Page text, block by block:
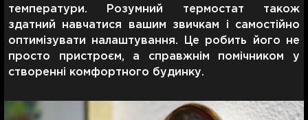
температури. Розумний термостат також
здатний навчатися вашим звичкам і самостійно
оптимізувати налаштування. Це робить його не
просто пристроєм, а справжнім помічником у
створенні комфортного будинку.